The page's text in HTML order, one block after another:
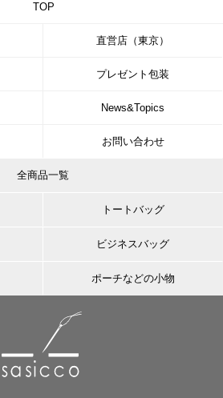
TOP
直営店（東京）
プレゼント包装
News&Topics
お問い合わせ
全商品一覧
トートバッグ
ビジネスバッグ
ポーチなどの小物